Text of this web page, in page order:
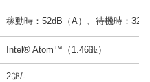
稼動時：52dB（A）、待機時：
Intel® Atom™（1.46㎓）
2㎇/-